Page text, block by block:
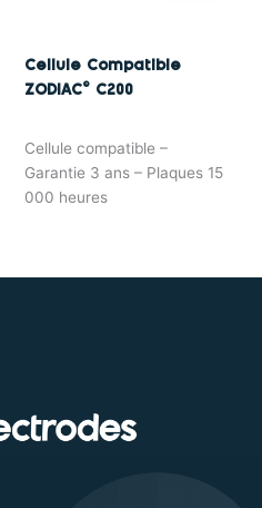
Cellule Compatible
ZODIAC© C200
Cellule compatible –
Garantie 3 ans – Plaques 15
000 heures